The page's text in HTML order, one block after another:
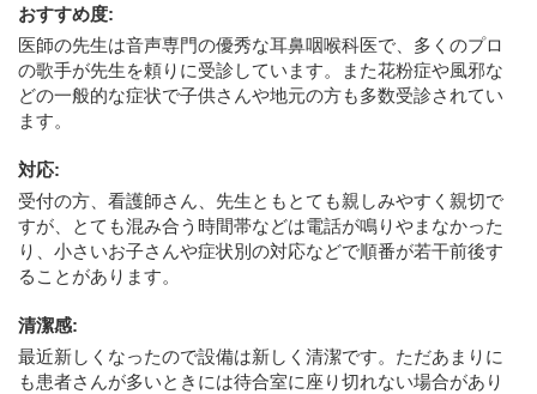
おすすめ度:
医師の先生は音声専門の優秀な耳鼻咽喉科医で、多くのプロ
の歌手が先生を頼りに受診しています。また花粉症や風邪な
どの一般的な症状で子供さんや地元の方も多数受診されてい
ます。
対応:
受付の方、看護師さん、先生ともとても親しみやすく親切で
すが、とても混み合う時間帯などは電話が鳴りやまなかった
り、小さいお子さんや症状別の対応などで順番が若干前後す
ることがあります。
清潔感:
最近新しくなったので設備は新しく清潔です。ただあまりに
も患者さんが多いときには待合室に座り切れない場合があり